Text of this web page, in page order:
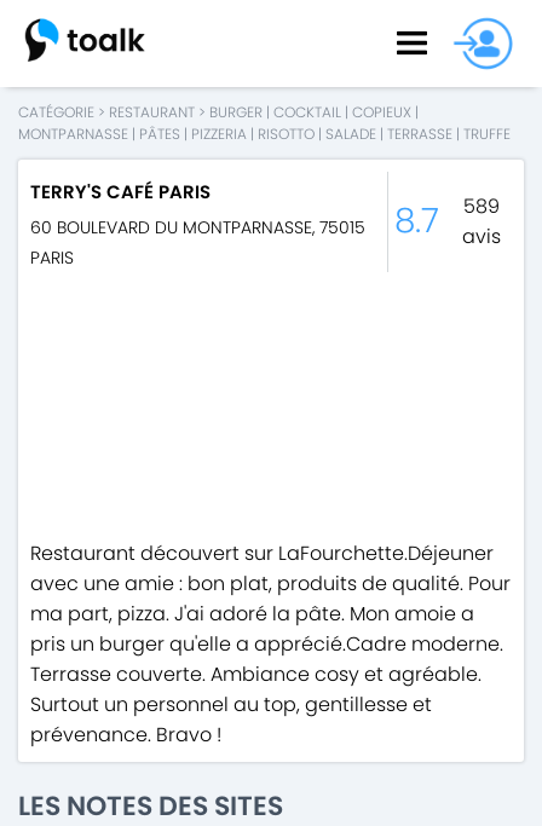
CATÉGORIE > RESTAURANT > BURGER | COCKTAIL | COPIEUX |
MONTPARNASSE | PÂTES | PIZZERIA | RISOTTO | SALADE | TERRASSE | TRUFFE
TERRY'S CAFÉ PARIS
60 BOULEVARD DU MONTPARNASSE, 75015
PARIS
8.7
589
avis
Restaurant découvert sur LaFourchette.Déjeuner
avec une amie : bon plat, produits de qualité. Pour
ma part, pizza. J'ai adoré la pâte. Mon amoie a
pris un burger qu'elle a apprécié.Cadre moderne.
Terrasse couverte. Ambiance cosy et agréable.
Surtout un personnel au top, gentillesse et
prévenance. Bravo !
LES NOTES DES SITES